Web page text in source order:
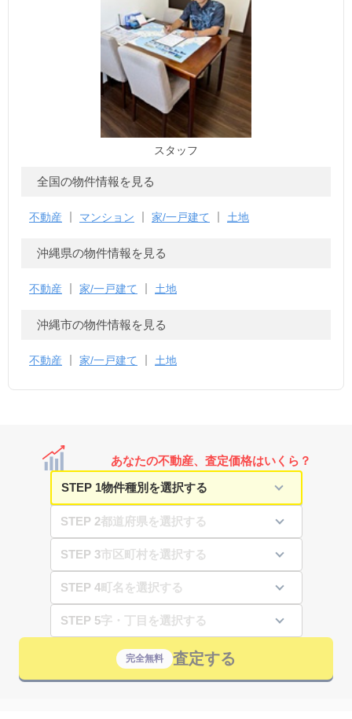
スタッフ
全国の物件情報を見る
不動産 マンション 家/一戸建て 土地
沖縄県の物件情報を見る
不動産 家/一戸建て 土地
沖縄市の物件情報を見る
不動産 家/一戸建て 土地
あなたの不動産、査定価格はいくら？
STEP 1
STEP 2
STEP 3
STEP 4
STEP 5
完全無料 査定する